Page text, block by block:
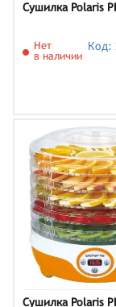
Сушилка Polaris
Нет
в наличии
Код:
Сушилка Polaris